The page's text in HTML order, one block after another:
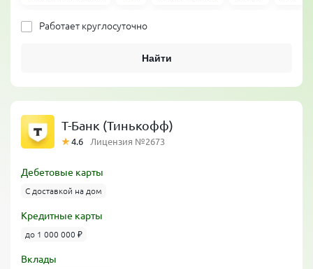
Работает круглосуточно
Найти
Т-Банк (Тинькофф)
4.6 Лицензия №2673
Дебетовые карты
С доставкой на дом
Кредитные карты
до 1 000 000 ₽
Вклады